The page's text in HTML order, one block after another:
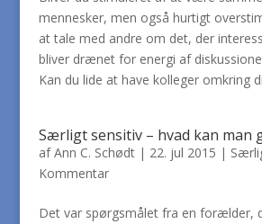
mennesker, men også hurtigt
at tale med andre om det, der
bliver drænet for energi af
Kan du lide at have kolleger omkring
Særligt sensitiv – hvad kan man
afAnn C. Schødt| 22. jul 2015 |
Kommentar
Det var spørgsmålet fra en forælder,